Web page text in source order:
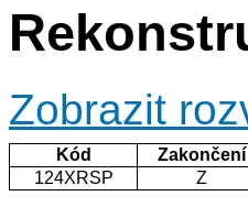
Zobrazit
Kód Zakončení
124XRSP
Z